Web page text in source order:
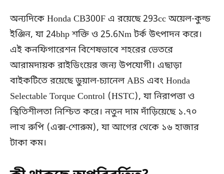
অন্যদিকে Honda CB300F এ রয়েছে 293cc অয়েল-কুল্ড
ইঞ্জিন, যা 24bhp শক্তি ও 25.6Nm টর্ক উৎপাদন করে।
এই কনফিগারেশন বিশেষভাবে শহরের ভেতরে
আরামদায়ক রাইডিংয়ের জন্য উপযোগী। এছাড়া
বাইকটিতে রয়েছে ডুয়াল-চ্যানেল ABS এবং Honda
Selectable Torque Control (HSTC), যা নিরাপত্তা ও
স্থিতিশীলতা নিশ্চিত করে। নতুন দাম দাঁড়িয়েছে ১.৭০
লাখ রুপি (এক্স-শোরুম), যা আগের থেকে ১৬ হাজার
টাকা কম।